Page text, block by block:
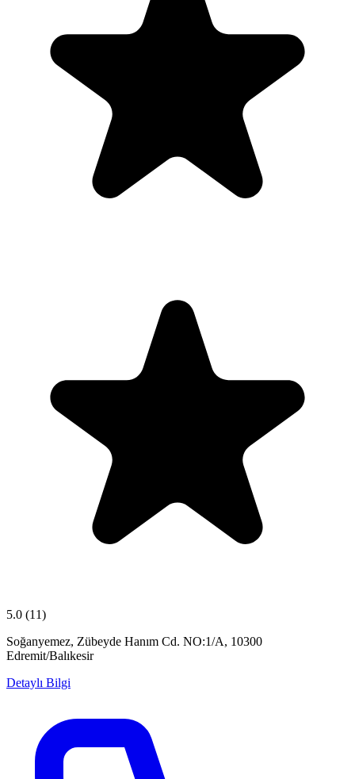
5.0 (11)
Soğanyemez, Zübeyde Hanım Cd. NO:1/A, 10300
Edremit/Balıkesir
Detaylı Bilgi